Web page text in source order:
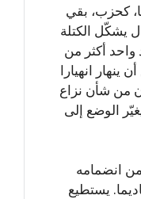
كحزب، بقي
يشكّل الكتلة
واحد أكثر من
ينهار انهيارا
من شأن نزاع
الوضع إلى
هذا الأسبوع، في اليوم الـ 70 من انضمامه
يستطيع